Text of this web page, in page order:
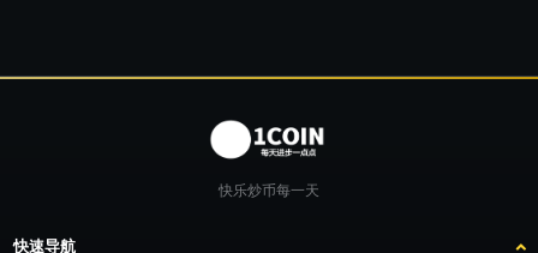
快乐炒币每一天
快速导航